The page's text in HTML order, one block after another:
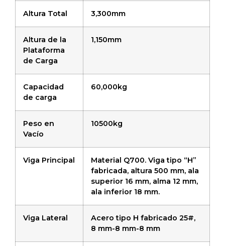
Altura Total 3,300mm
Altura de la
Plataforma
de Carga
1,150mm
Capacidad
de carga
60,000kg
Peso en
Vacío
10500kg
Viga Principal
Material Q700. Viga tipo “H”
fabricada, altura 500 mm, ala
superior 16 mm, alma 12 mm,
ala inferior 18 mm.
Viga Lateral
Acero tipo H fabricado 25#,
8 mm-8 mm-8 mm